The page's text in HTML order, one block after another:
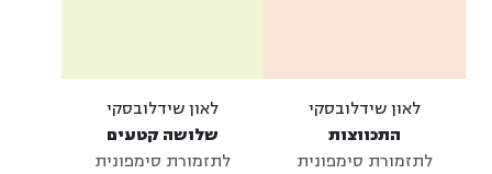
לאון שידלובסקי
התכווצות
לתזמורת סימפונית
לאון שידלובסקי
שלושה קטעים
לתזמורת סימפונית